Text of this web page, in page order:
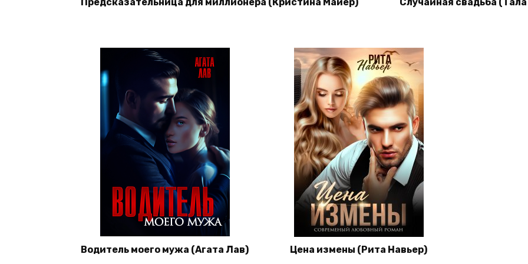
Водитель моего мужа (Агата Лав) Цена измены (Рита Навьер)